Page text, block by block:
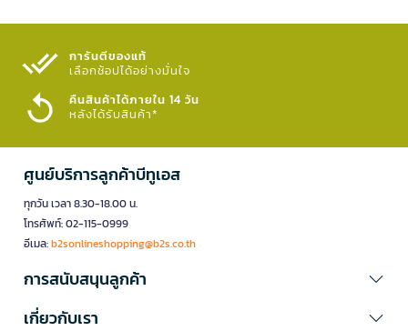
การันตีของแท้
เลือกช้อปได้อย่างมั่นใจ​
คืนสินค้าได้ภายใน 14 วัน
หลังได้รับสินค้า*
ศูนย์บริการลูกค้าบีทูเอส
ทุกวัน เวลา 8.30-18.00 น.
โทรศัพท์: 02-115-0999
อีเมล:b2sonlineshopping@b2s.co.th
การสนับสนุนลูกค้า
เกี่ยวกับเรา